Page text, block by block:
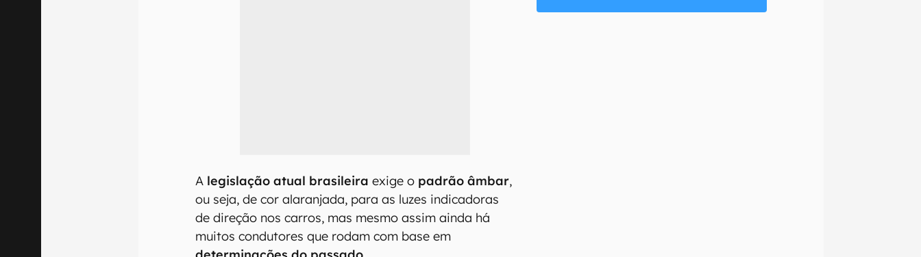
A legislação atual brasileira exige o padrão âmbar,
ou seja, de cor alaranjada, para as luzes indicadoras
de direção nos carros, mas mesmo assim ainda há
muitos condutores que rodam com base em